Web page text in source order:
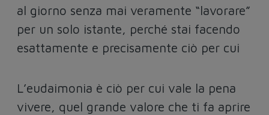
al giorno senza mai veramente “lavorare”
per un solo istante, perché stai facendo
esattamente e precisamente ciò per cui
L’eudaimonia è ciò per cui vale la pena
vivere, quel grande valore che ti fa aprire